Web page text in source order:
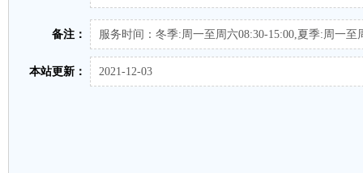
备注： 服务时间：冬季:周一至周六08:30-15:00,夏季:周一至
本站更新： 2021-12-03